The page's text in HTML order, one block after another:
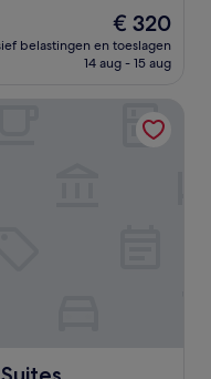
De
prijs
is
€ 320
belastingen en toeslagen
14 aug - 15 aug